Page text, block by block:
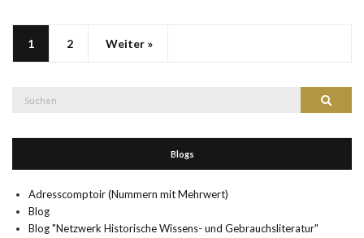
1 2 Weiter »
Suchen
Blogs
Adresscomptoir (Nummern mit Mehrwert)
Blog
Blog "Netzwerk Historische Wissens- und Gebrauchsliteratur"